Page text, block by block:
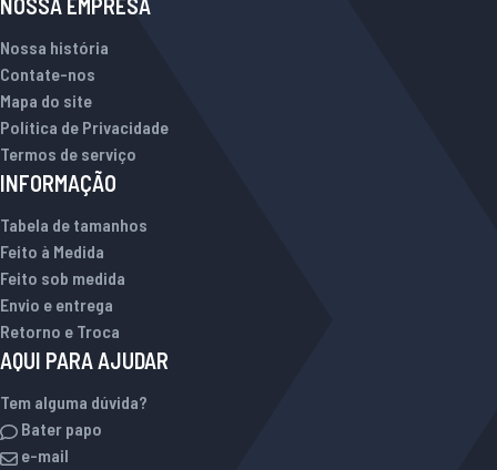
NOSSA EMPRESA
Nossa história
Contate-nos
Mapa do site
Política de Privacidade
Termos de serviço
INFORMAÇÃO
Tabela de tamanhos
Feito à Medida
Feito sob medida
Envio e entrega
Retorno e Troca
AQUI PARA AJUDAR
Tem alguma dúvida?
Bater papo
e-mail